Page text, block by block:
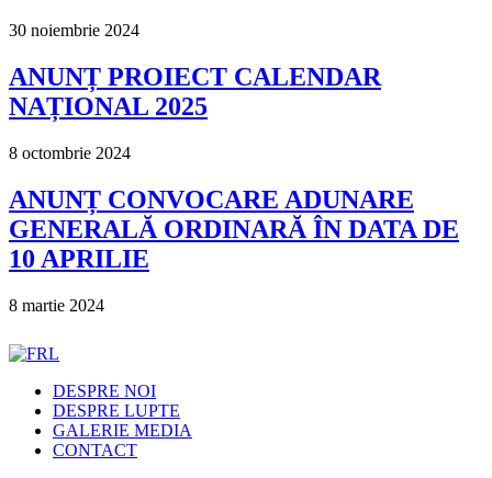
30 noiembrie 2024
ANUNȚ PROIECT CALENDAR
NAȚIONAL 2025
8 octombrie 2024
ANUNȚ CONVOCARE ADUNARE
GENERALĂ ORDINARĂ ÎN DATA DE
10 APRILIE
8 martie 2024
DESPRE NOI
DESPRE LUPTE
GALERIE MEDIA
CONTACT